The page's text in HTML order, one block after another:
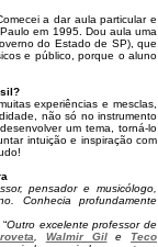
a dar aula particular e
em 1995. Dou aula uma
do Estado de SP), que
e público, porque o aluno
experiências e mesclas,
não só no instrumento
um tema, torná-lo
intuição e inspiração com
pensador e musicólogo,
Conhecia profundamente
Outro excelente professor de
Walmir Gile Teco